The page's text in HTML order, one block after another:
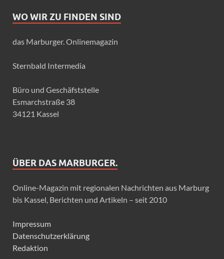
WO WIR ZU FINDEN SIND
das Marburger. Onlinemagazin
Sternbald Intermedia
Büro und Geschäfststelle
Esmarchstraße 38
34121 Kassel
ÜBER DAS MARBURGER.
Online-Magazin mit regionalen Nachrichten aus Marburg
bis Kassel, Berichten und Artikeln – seit 2010
Impressum
Datenschutzerklärung
Redaktion